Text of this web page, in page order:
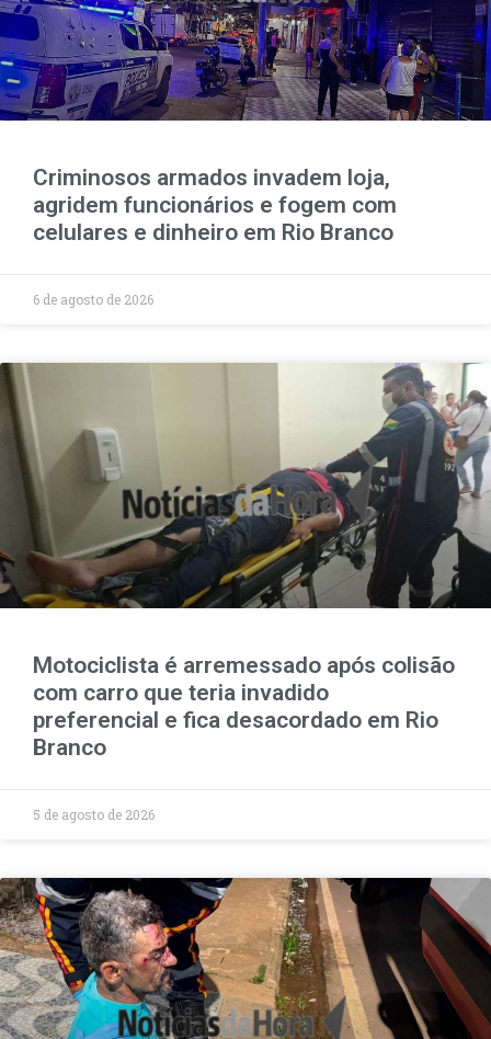
Criminosos armados invadem loja,
agridem funcionários e fogem com
celulares e dinheiro em Rio Branco
6 de agosto de 2026
Motociclista é arremessado após colisão
com carro que teria invadido
preferencial e fica desacordado em Rio
Branco
5 de agosto de 2026